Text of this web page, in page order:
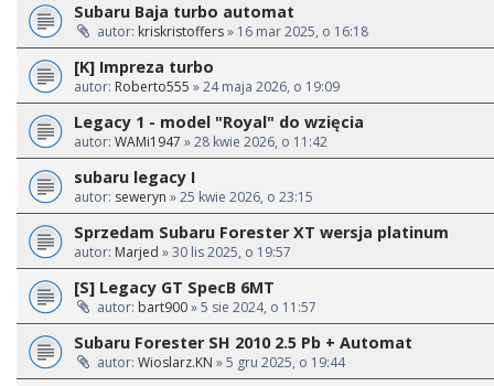
Subaru Baja turbo automat
autor: kriskristoffers» 16 mar 2025, o 16:18
[K] Impreza turbo
autor: Roberto555 » 24 maja 2026, o 19:09
Legacy 1 - model "Royal" do wzięcia
autor: WAMi1947 » 28 kwie 2026, o 11:42
subaru legacy I
autor: seweryn » 25 kwie 2026, o 23:15
Sprzedam Subaru Forester XT wersja platinum
autor: Marjed » 30 lis 2025, o 19:57
[S] Legacy GT SpecB 6MT
autor: bart900» 5 sie 2024, o 11:57
Subaru Forester SH 2010 2.5 Pb + Automat
autor: Wioslarz.KN » 5 gru 2025, o 19:44